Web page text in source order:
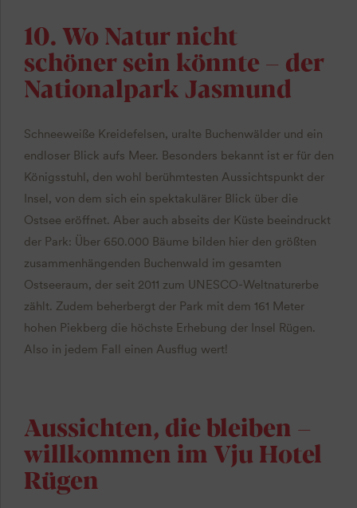
10. Wo Natur nicht
schöner sein könnte – der
Nationalpark Jasmund
Schneeweiße Kreidefelsen, uralte Buchenwälder und ein
endloser Blick aufs Meer. Besonders bekannt ist er für den
Königsstuhl, den wohl berühmtesten Aussichtspunkt der
Insel, von dem sich ein spektakulärer Blick über die
Ostsee eröffnet. Aber auch abseits der Küste beeindruckt
der Park: Über 650.000 Bäume bilden hier den größten
zusammenhängenden Buchenwald im gesamten
Ostseeraum, der seit 2011 zum UNESCO-Weltnaturerbe
zählt. Zudem beherbergt der Park mit dem 161 Meter
hohen Piekberg die höchste Erhebung der Insel Rügen.
Also in jedem Fall einen Ausflug wert!
Aussichten, die bleiben –
willkommen im Vju Hotel
Rügen